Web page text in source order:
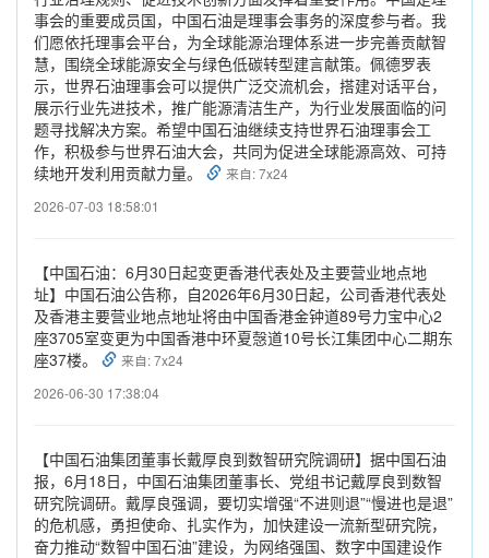
事会的重要成员国，中国石油是理事会事务的深度参与者。我
们愿依托理事会平台，为全球能源治理体系进一步完善贡献智
慧，围绕全球能源安全与绿色低碳转型建言献策。佩德罗表
示，世界石油理事会可以提供广泛交流机会，搭建对话平台，
展示行业先进技术，推广能源清洁生产，为行业发展面临的问
题寻找解决方案。希望中国石油继续支持世界石油理事会工
作，积极参与世界石油大会，共同为促进全球能源高效、可持
续地开发利用贡献力量。
来自: 7x24
2026-07-03 18:58:01
【中国石油：6月30日起变更香港代表处及主要营业地点地
址】中国石油公告称，自2026年6月30日起，公司香港代表处
及香港主要营业地点地址将由中国香港金钟道89号力宝中心2
座3705室变更为中国香港中环夏愨道10号长江集团中心二期东
座37楼。
来自: 7x24
2026-06-30 17:38:04
【中国石油集团董事长戴厚良到数智研究院调研】据中国石油
报，6月18日，中国石油集团董事长、党组书记戴厚良到数智
研究院调研。戴厚良强调，要切实增强“不进则退”“慢进也是退”
的危机感，勇担使命、扎实作为，加快建设一流新型研究院，
奋力推动“数智中国石油”建设，为网络强国、数字中国建设作